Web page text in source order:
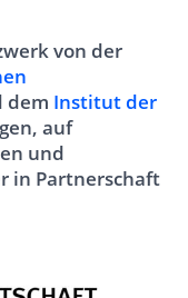
von der
dem Institut der
auf
und
in Partnerschaft